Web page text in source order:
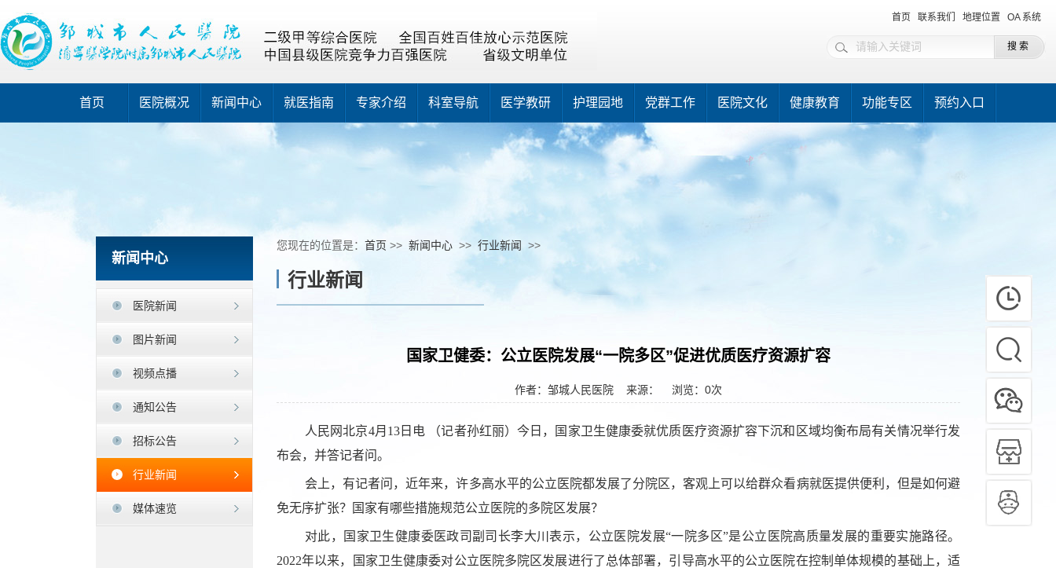
首页 联系我们 地理位置 OA 系统
首页 医院概况 新闻中心 就医指南 专家介绍 科室导航 医学教研 护理园地 党群工作 医院文化 健康教育 功能专区 预约入口
新闻中心
医院新闻
图片新闻
视频点播
通知公告
招标公告
行业新闻
媒体速览
您现在的位置是： 首页 >> 新闻中心 >> 行业新闻 >>
行业新闻
国家卫健委：公立医院发展“一院多区”促进优质医疗资源扩容
作者：邹城人民医院 来源： 浏览： 0次
人民网北京4月13日电 （记者孙红丽）今日，国家卫生健康委就优质医疗资源扩容下沉和区域均衡布局有关情况举行发
布会，并答记者问。
会上，有记者问，近年来，许多高水平的公立医院都发展了分院区，客观上可以给群众看病就医提供便利，但是如何避
免无序扩张？国家有哪些措施规范公立医院的多院区发展？
对此，国家卫生健康委医政司副司长李大川表示， 公立医院发展“一院多区”是公立医院高质量发展的重要实施路径。
2022年以来，国家卫生健康委对公立医院多院区发展进行了总体部署，引导高水平的公立医院在控制单体规模的基础上，适